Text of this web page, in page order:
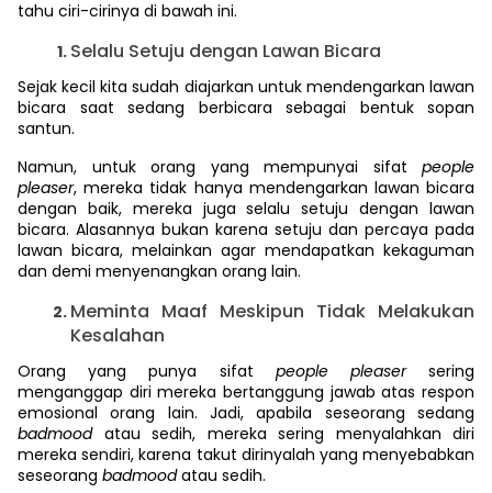
tahu ciri-cirinya di bawah ini.
Selalu Setuju dengan Lawan Bicara
Sejak kecil kita sudah diajarkan untuk mendengarkan lawan
bicara saat sedang berbicara sebagai bentuk sopan
santun.
Namun, untuk orang yang mempunyai sifat people
pleaser, mereka tidak hanya mendengarkan lawan bicara
dengan baik, mereka juga selalu setuju dengan lawan
bicara. Alasannya bukan karena setuju dan percaya pada
lawan bicara, melainkan agar mendapatkan kekaguman
dan demi menyenangkan orang lain.
Meminta Maaf Meskipun Tidak Melakukan
Kesalahan
Orang yang punya sifat people pleasersering
menganggap diri mereka bertanggung jawab atas respon
emosional orang lain. Jadi, apabila seseorang sedang
badmoodatau sedih, mereka sering menyalahkan diri
mereka sendiri, karena takut dirinyalah yang menyebabkan
seseorang badmoodatau sedih.